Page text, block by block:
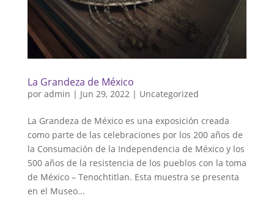
La Grandeza de México
por admin | Jun 29, 2022 | Uncategorized
La Grandeza de México es una exposición creada
como parte de las celebraciones por los 200 años de
la Consumación de la Independencia de México y los
500 años de la resistencia de los pueblos con la toma
de México – Tenochtitlan. Esta muestra se presenta
en el Museo...